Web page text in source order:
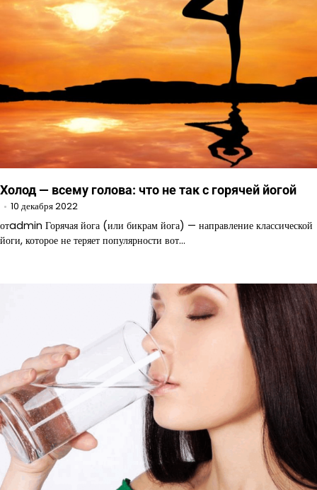
Холод — всему голова: что не так с горячей йогой
10 декабря 2022
отadmin Горячая йога (или бикрам йога) — направление классической
йоги, которое не теряет популярности вот…